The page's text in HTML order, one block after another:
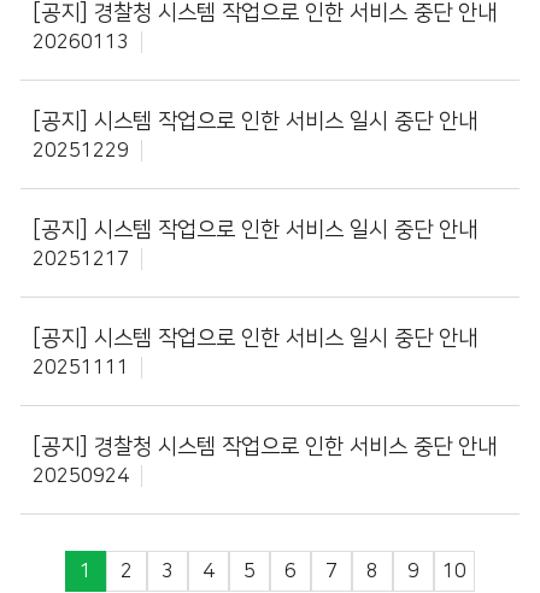
[공지] 경찰청 시스템 작업으로 인한 서비스 중단 안내
20260113
[공지] 시스템 작업으로 인한 서비스 일시 중단 안내
20251229
[공지] 시스템 작업으로 인한 서비스 일시 중단 안내
20251217
[공지] 시스템 작업으로 인한 서비스 일시 중단 안내
20251111
[공지] 경찰청 시스템 작업으로 인한 서비스 중단 안내
20250924
1 2 3 4 5 6 7 8 9 10